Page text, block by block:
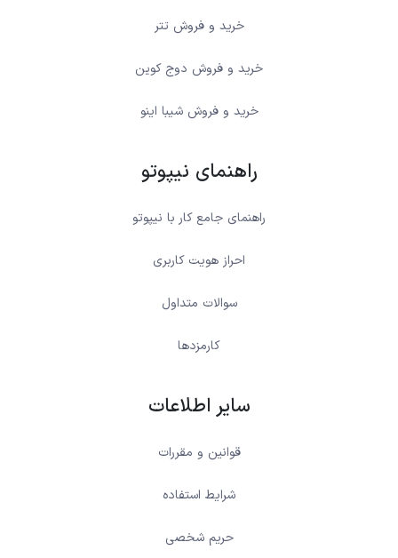
خرید و فروش تتر
خرید و فروش دوج کوین
خرید و فروش شیبا اینو
راهنمای نیپوتو
راهنمای جامع کار با نیپوتو
احراز هویت کاربری
سوالات متداول
کارمزدها
سایر اطلاعات
قوانین و مقررات
شرایط استفاده
حریم شخصی